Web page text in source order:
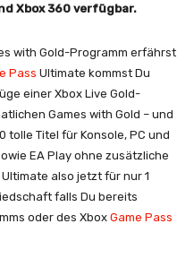
Xbox 360 verfügbar.
with Gold-Programm erfährst
Pass Ultimate kommst Du
einer Xbox Live Gold-
Games with Gold – und
tolle Titel für Konsole, PC und
EA Play ohne zusätzliche
Ultimate also jetzt für nur 1
falls Du bereits
oder des Xbox Game Pass